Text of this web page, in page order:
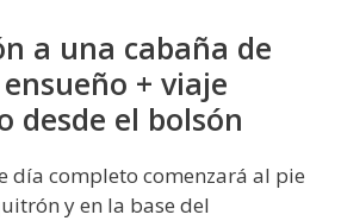
a una cabaña de
+ viaje
desde el bolsón
día completo comenzará al pie
y en la base del